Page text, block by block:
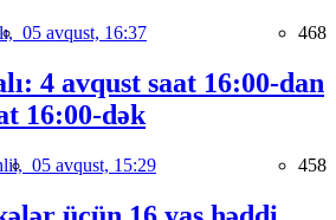
05 avqust, 16:37 468
4 avqust saat 16:00-dan
16:00-dək
05 avqust, 15:29 458